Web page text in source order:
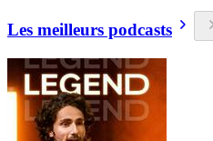
Les meilleurs podcasts